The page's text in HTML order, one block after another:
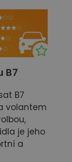
B7
B7
volantem
je jeho
a